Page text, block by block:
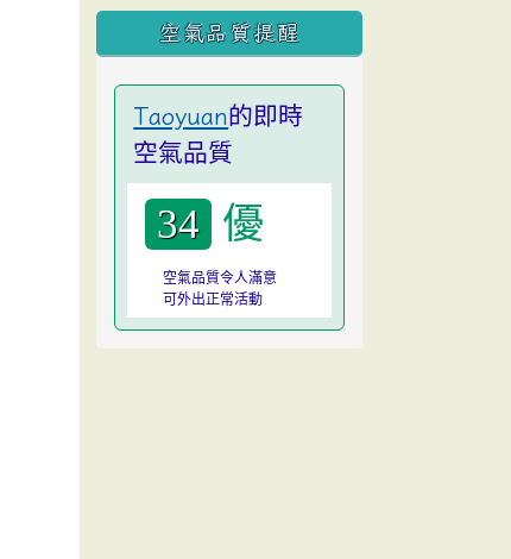
空氣品質提醒
Taoyuan的即時
空氣品質
34 優
空氣品質令人滿意
可外出正常活動